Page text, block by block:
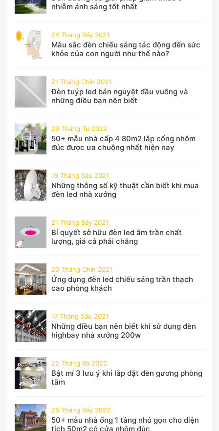
nhiễm ánh sáng tốt nhất
24 Tháng Bảy 2021
Màu sắc đèn chiếu sáng tác động đến sức
khỏe của con người như thế nào?
21 Tháng Chín 2021
Đèn tuýp led bán nguyệt đầu vuông và
những điều bạn nên biết
29 Tháng Tư 2022
50+ mẫu nhà cấp 4 80m2 lắp cổng nhôm
đúc được ưa chuộng nhất hiện nay
19 Tháng Sáu 2021
Những thông số kỹ thuật cần biết khi mua
đèn led nhà xưởng
21 Tháng Bảy 2021
Bí quyết sở hữu đèn led âm trần chất
lượng, giá cả phải chăng
20 Tháng Chín 2021
Ứng dụng đèn led chiếu sáng trần thạch
cao phòng khách
17 Tháng Sáu 2021
Những điều bạn nên biết khi sử dụng đèn
highbay nhà xưởng 200w
22 Tháng Ba 2022
Bật mí 3 lưu ý khi lắp đặt đèn gương phòng
tắm
28 Tháng Bảy 2022
50+ mẫu nhà ống 1 tầng nhỏ gọn cho diện
tích 50m2 có cửa nhôm đúc